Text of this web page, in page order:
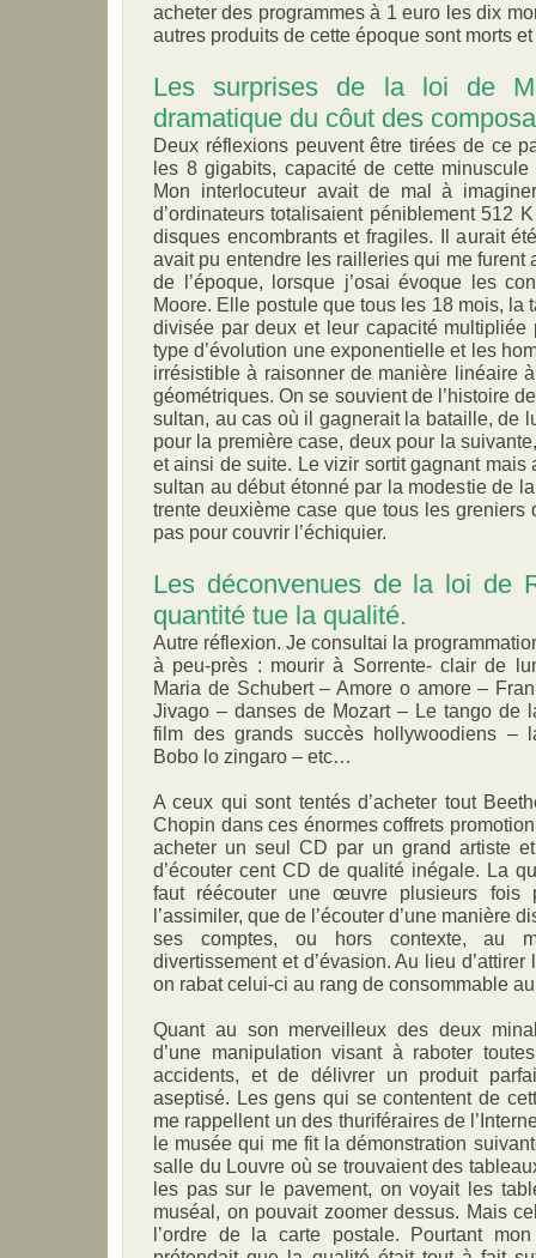
acheter des programmes à 1 euro les dix
autres produits de cette époque sont morts
Les surprises de la loi de
dramatique du côut des
Deux réflexions peuvent être tirées de ce
les 8 gigabits, capacité de cette
Mon interlocuteur avait de mal à
d’ordinateurs totalisaient péniblement 512
disques encombrants et fragiles. Il aurait
avait pu entendre les railleries qui me furent
de l’époque, lorsque j’osai évoque les
Moore. Elle postule que tous les 18 mois, la
divisée par deux et leur capacité
type d’évolution une exponentielle et les
irrésistible à raisonner de manière linéaire
géométriques. On se souvient de l’histoire
sultan, au cas où il gagnerait la bataille, de
pour la première case, deux pour la
et ainsi de suite. Le vizir sortit gagnant mais
sultan au début étonné par la modestie de
trente deuxième case que tous les greniers
pas pour couvrir l’échiquier.
Les déconvenues de la loi de
quantité tue la qualité.
Autre réflexion. Je consultai la
à peu-près : mourir à Sorrente- clair de
Maria de Schubert – Amore o amore –
Jivago – danses de Mozart – Le tango de
film des grands succès hollywoodiens –
Bobo lo zingaro – etc…
A ceux qui sont tentés d’acheter tout
Chopin dans ces énormes coffrets
acheter un seul CD par un grand artiste
d’écouter cent CD de qualité inégale. La
faut réécouter une œuvre plusieurs fois
l’assimiler, que de l’écouter d’une manière
ses comptes, ou hors contexte, au
divertissement et d’évasion. Au lieu
on rabat celui-ci au rang de consommable
Quant au son merveilleux des deux
d’une manipulation visant à raboter
accidents, et de délivrer un produit
aseptisé. Les gens qui se contentent de
me rappellent un des thuriféraires de
le musée qui me fit la démonstration
salle du Louvre où se trouvaient des
les pas sur le pavement, on voyait les
muséal, on pouvait zoomer dessus. Mais
l’ordre de la carte postale. Pourtant